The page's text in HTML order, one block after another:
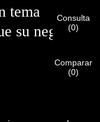
tema
su negocio
La información
provocará el fallo
Una vez que
una notificación
Consulta
(0)
Comparar
(0)